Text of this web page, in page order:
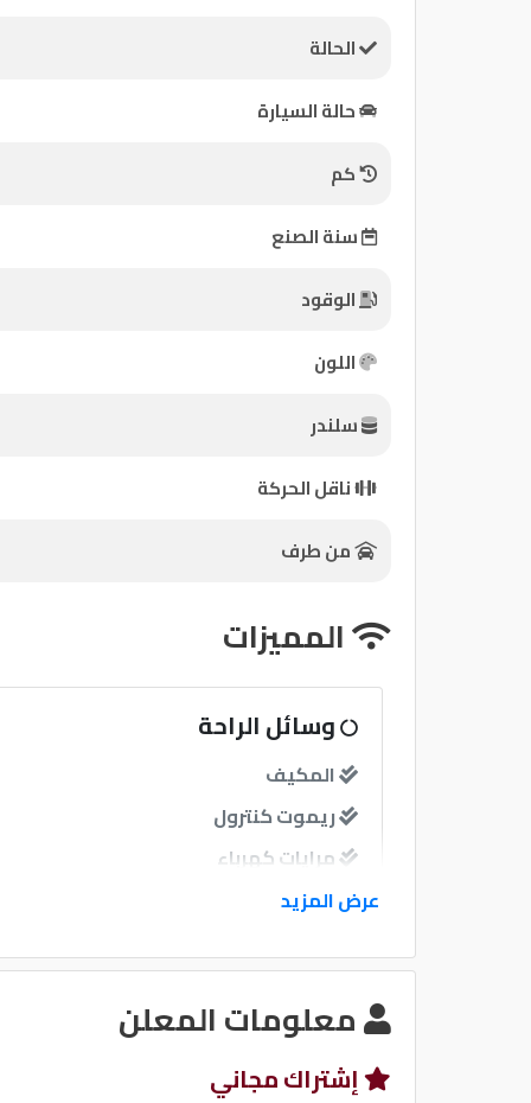
الحالة
حالة السيارة
كم
سنة الصنع
الوقود
اللون
سلندر
ناقل الحركة
من طرف
المميزات
وسائل الراحة
المكيف
ريموت كنترول
مرايات كهرباء
مرايات ضم إغلاق
نوافذ
نوافذ كهربائية امامية
نوافذ كهربائية خلفية
عرض المزيد
معلومات المعلن
إشتراك مجاني